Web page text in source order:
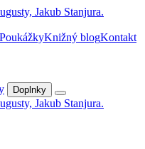
PoukážkyKnižný blogKontakt
Doplnky